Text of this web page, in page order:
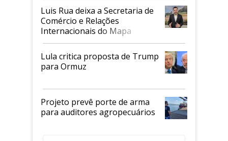
Luis Rua deixa a Secretaria de
Comércio e Relações
Internacionais do Mapa
Lula critica proposta de Trump
para Ormuz
Projeto prevê porte de arma
para auditores agropecuários